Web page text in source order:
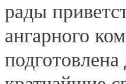
рады
ангарного